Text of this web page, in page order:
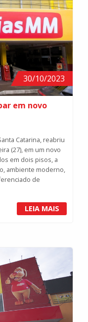
30/10/2023
em novo
Catarina, reabriu
(27), em um novo
em dois pisos, a
ambiente moderno,
de
LEIA MAIS